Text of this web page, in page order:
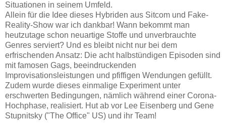
Situationen in seinem Umfeld.
Allein für die Idee dieses Hybriden aus Sitcom und Fake-
Reality-Show war ich dankbar! Wann bekommt man
heutzutage schon neuartige Stoffe und unverbrauchte
Genres serviert? Und es bleibt nicht nur bei dem
erfrischenden Ansatz: Die acht halbstündigen Episoden sind
mit famosen Gags, beeindruckenden
Improvisationsleistungen und pfiffigen Wendungen gefüllt.
Zudem wurde dieses einmalige Experiment unter
erschwerten Bedingungen, nämlich während einer Corona-
Hochphase, realisiert. Hut ab vor Lee Eisenberg und Gene
Stupnitsky ("The Office" US) und ihr Team!